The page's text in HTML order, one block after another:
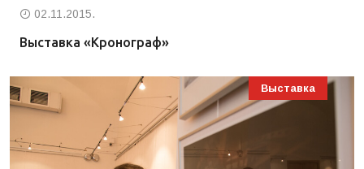
02.11.2015.
Выставка «Кронограф»
Выставка